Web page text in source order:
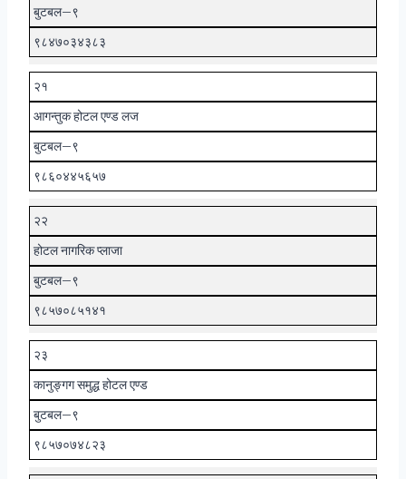
बुटबल–९
९८४७०३४३८३
२१
आगन्तुक होटल एण्ड लज
बुटबल–९
९८६०४४५६५७
२२
होटल नागरिक प्लाजा
बुटबल–९
९८५७०८५१४१
२३
कानुङ्गग समुद्ध होटल एण्ड
बुटबल–९
९८५७०७४८२३